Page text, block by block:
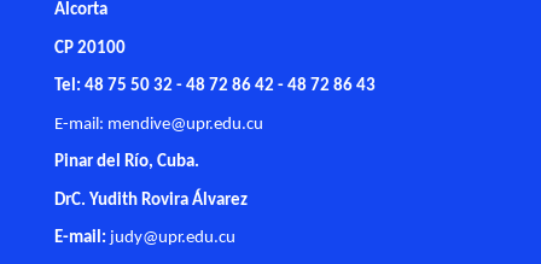
Alcorta
CP 20100
Tel: 48 75 50 32 - 48 72 86 42 - 48 72 86 43
E-mail: mendive@upr.edu.cu
Pinar del Río, Cuba.
DrC. Yudith Rovira Álvarez
E-mail: judy@upr.edu.cu